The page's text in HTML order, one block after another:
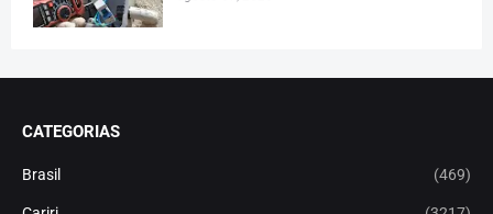
CATEGORIAS
Brasil (469)